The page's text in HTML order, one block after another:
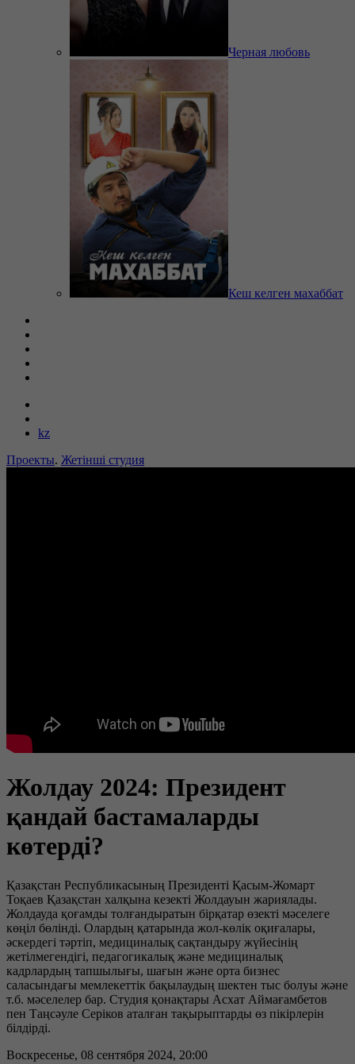
Черная любовь
Кеш келген махаббат
kz
Проекты. Жетінші студия
Жолдау 2024: Президент
қандай бастамаларды
көтерді?
Қазақстан Республикасының Президенті Қасым-Жомарт
Тоқаев Қазақстан халқына кезекті Жолдауын жариялады.
Жолдауда қоғамды толғандыратын бірқатар өзекті мәселеге
көңіл бөлінді. Олардың қатарында жол-көлік оқиғалары,
әскердегі тәртіп, медициналық сақтандыру жүйесінің
жетілмегендігі, педагогикалық және медициналық
кадрлардың тапшылығы, шағын және орта бизнес
саласындағы мемлекеттік бақылаудың шектен тыс болуы және
т.б. мәселелер бар. Студия қонақтары Асхат Аймағамбетов
пен Таңсәуле Серіков аталған тақырыптарды өз пікірлерін
білдірді.
Воскресенье, 08 сентября 2024, 20:00